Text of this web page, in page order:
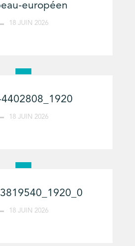
européen
18 JUIN 2026
18 JUIN 2026
18 JUIN 2026